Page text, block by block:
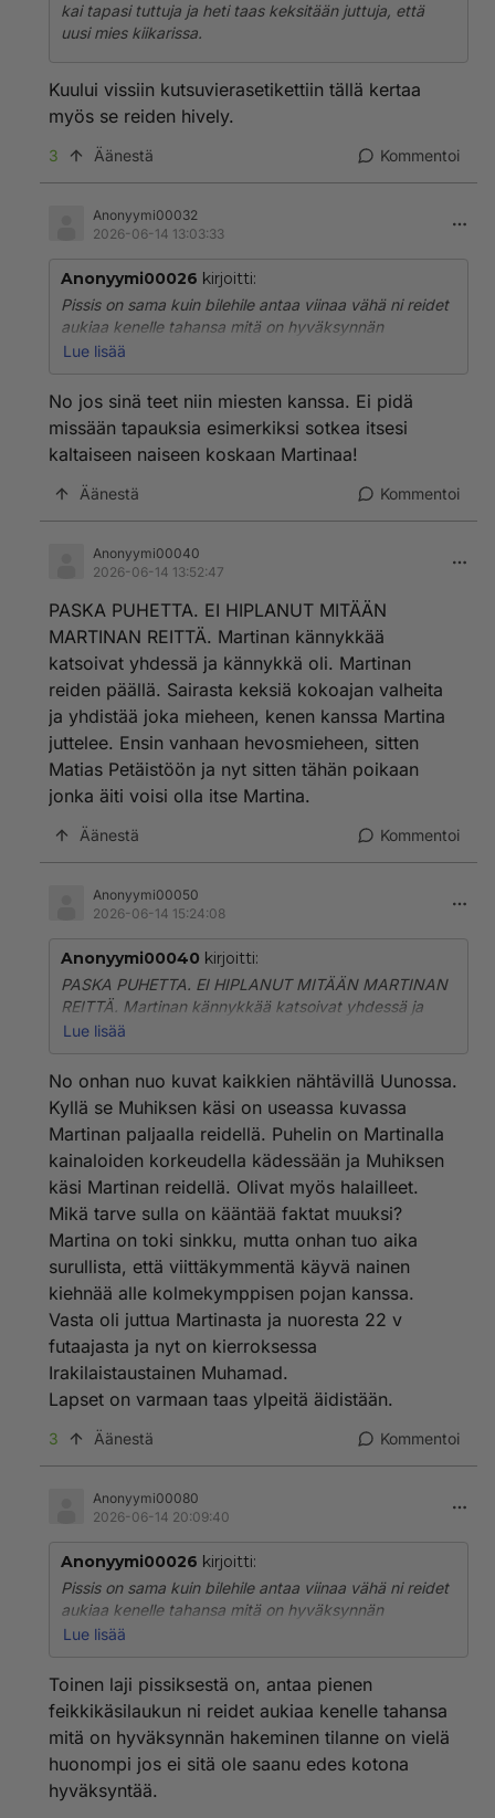
kai tapasi tuttuja ja heti taas keksitään juttuja, että
uusi mies kiikarissa.
Kuului vissiin kutsuvierasetikettiin tällä kertaa
myös se reiden hively.
3 Äänestä Kommentoi
Anonyymi00032
2026-06-14 13:03:33
Anonyymi00026 kirjoitti:
Pissis on sama kuin bilehile antaa viinaa vähä ni reidet
aukiaa kenelle tahansa mitä on hyväksynnän
hakeminen tilanne on vielä huonompi jos ei sitä ole
Lue lisää
No jos sinä teet niin miesten kanssa. Ei pidä
missään tapauksia esimerkiksi sotkea itsesi
kaltaiseen naiseen koskaan Martinaa!
Äänestä Kommentoi
Anonyymi00040
2026-06-14 13:52:47
PASKA PUHETTA. EI HIPLANUT MITÄÄN
MARTINAN REITTÄ. Martinan kännykkää
katsoivat yhdessä ja kännykkä oli. Martinan
reiden päällä. Sairasta keksiä kokoajan valheita
ja yhdistää joka mieheen, kenen kanssa Martina
juttelee. Ensin vanhaan hevosmieheen, sitten
Matias Petäistöön ja nyt sitten tähän poikaan
jonka äiti voisi olla itse Martina.
Äänestä Kommentoi
Anonyymi00050
2026-06-14 15:24:08
Anonyymi00040 kirjoitti:
PASKA PUHETTA. EI HIPLANUT MITÄÄN MARTINAN
REITTÄ. Martinan kännykkää katsoivat yhdessä ja
kännykkä oli. Martinan reiden päällä. Sairasta keksiä
kanssa Martina juttelee. Ensin vanhaan hevosmieheen,
jonka äiti voisi olla itse Martina.
Lue lisää
No onhan nuo kuvat kaikkien nähtävillä Uunossa.
Kyllä se Muhiksen käsi on useassa kuvassa
Martinan paljaalla reidellä. Puhelin on Martinalla
kainaloiden korkeudella kädessään ja Muhiksen
käsi Martinan reidellä. Olivat myös halailleet.
Mikä tarve sulla on kääntää faktat muuksi?
Martina on toki sinkku, mutta onhan tuo aika
surullista, että viittäkymmentä käyvä nainen
kiehnää alle kolmekymppisen pojan kanssa.
Vasta oli juttua Martinasta ja nuoresta 22 v
futaajasta ja nyt on kierroksessa
Irakilaistaustainen Muhamad.
Lapset on varmaan taas ylpeitä äidistään.
3 Äänestä Kommentoi
Anonyymi00080
2026-06-14 20:09:40
Anonyymi00026 kirjoitti:
Pissis on sama kuin bilehile antaa viinaa vähä ni reidet
aukiaa kenelle tahansa mitä on hyväksynnän
hakeminen tilanne on vielä huonompi jos ei sitä ole
Lue lisää
Toinen laji pissiksestä on, antaa pienen
feikkikäsilaukun ni reidet aukiaa kenelle tahansa
mitä on hyväksynnän hakeminen tilanne on vielä
huonompi jos ei sitä ole saanu edes kotona
hyväksyntää.